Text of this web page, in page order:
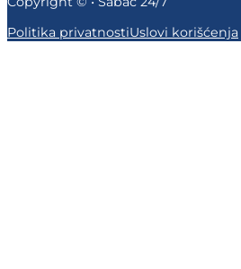
Politika privatnostiUslovi korišćenja